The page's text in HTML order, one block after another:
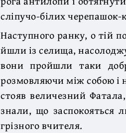
сліпучо-білих черепашок-
Наступного ранку, о тій
йшли із селища,
вони пройшли таки
розмовляючи між собою і
стояв величезний
знали, що заспокояться
грізного вчителя.